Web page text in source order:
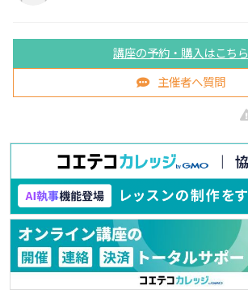
講座の予約・購入はこちら
主催者へ質問